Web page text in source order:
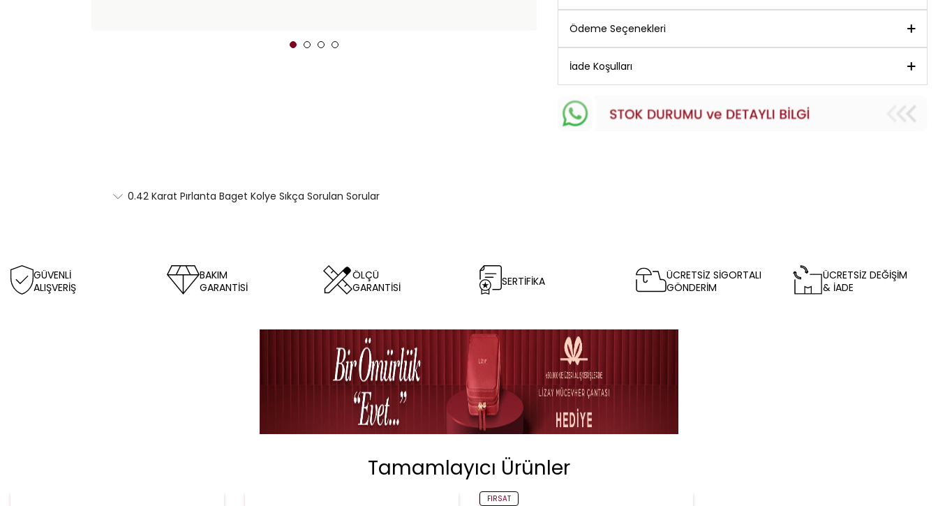
Ödeme Seçenekleri
İade Koşulları
0.42 Karat Pırlanta Baget Kolye Sıkça Sorulan Sorular
GÜVENLİ
ALIŞVERİŞ
BAKIM
GARANTİSİ
ÖLÇÜ
GARANTİSİ
SERTİFİKA
ÜCRETSİZ SİGORTALI
GÖNDERİM
ÜCRETSİZ DEĞİŞİM
& İADE
Tamamlayıcı Ürünler
FIRSAT